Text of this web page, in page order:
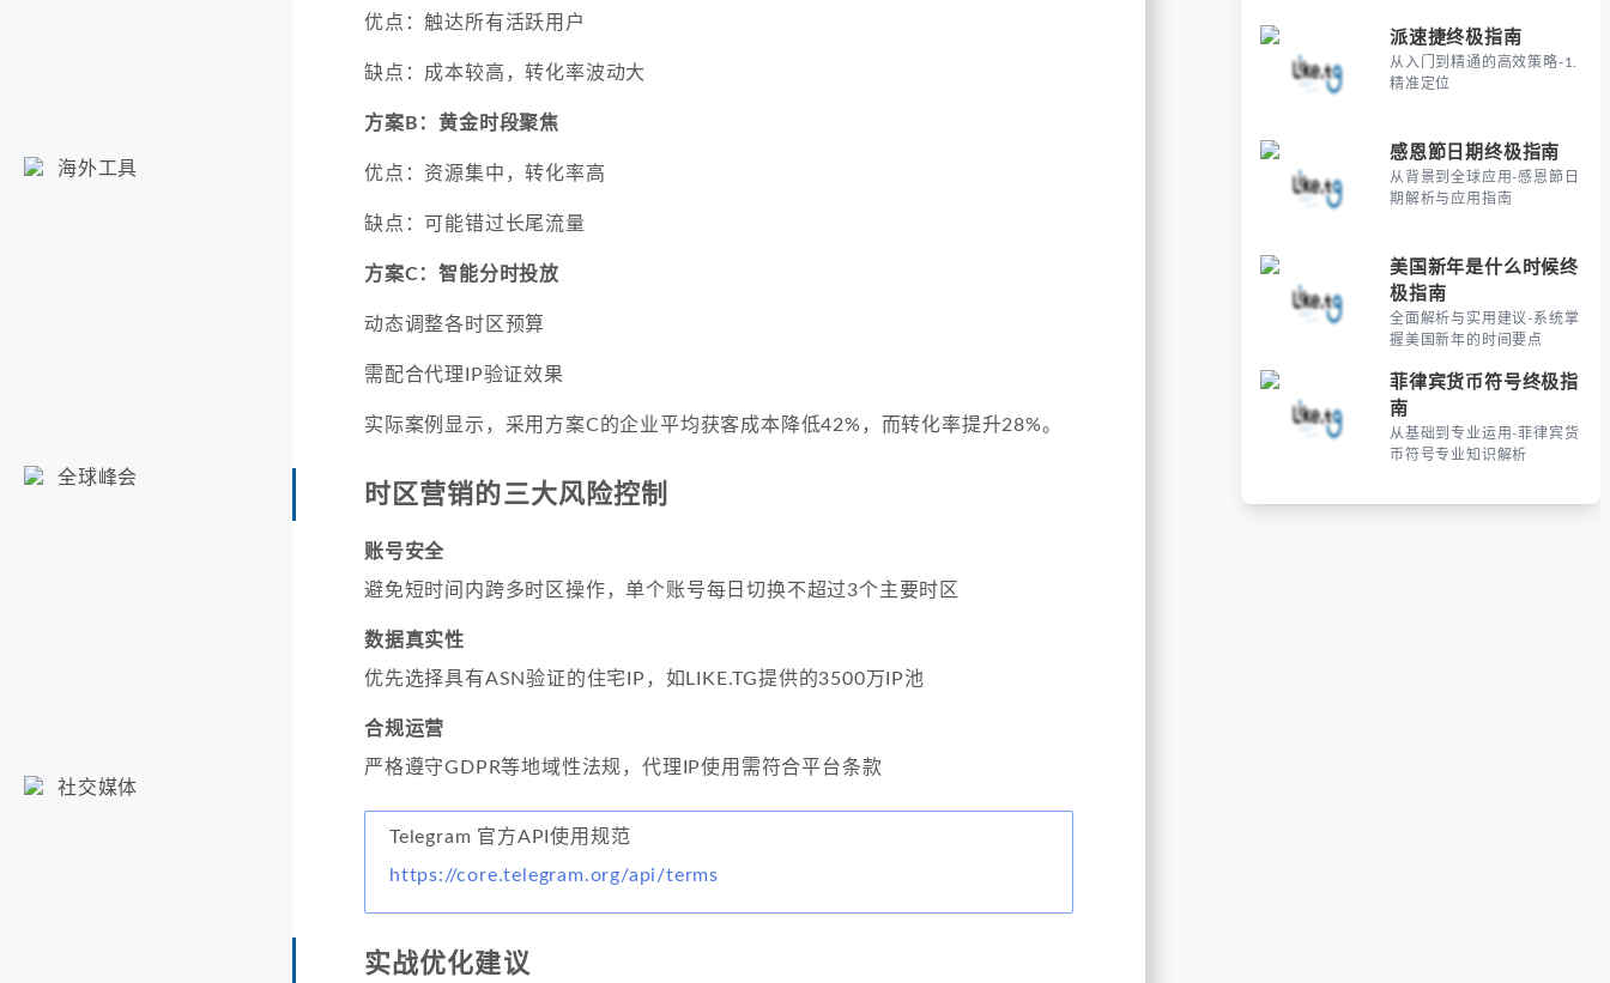
海外工具
全球峰会
社交媒体
优点：触达所有活跃用户
缺点：成本较高，转化率波动大
方案B：黄金时段聚焦
优点：资源集中，转化率高
缺点：可能错过长尾流量
方案C：智能分时投放
动态调整各时区预算
需配合代理IP验证效果
实际案例显示，采用方案C的企业平均获客成本降低42%，而转化率提升28%。
时区营销的三大风险控制
账号安全
避免短时间内跨多时区操作，单个账号每日切换不超过3个主要时区
数据真实性
优先选择具有ASN验证的住宅IP，如LIKE.TG提供的3500万IP池
合规运营
严格遵守GDPR等地域性法规，代理IP使用需符合平台条款
Telegram 官方API使用规范
https://core.telegram.org/api/terms
实战优化建议
派速捷终极指南
从入门到精通的高效策略-1.
精准定位
感恩節日期终极指南
从背景到全球应用-感恩節日
期解析与应用指南
美国新年是什么时候终
极指南
全面解析与实用建议-系统掌
握美国新年的时间要点
菲律宾货币符号终极指
南
从基础到专业运用-菲律宾货
币符号专业知识解析